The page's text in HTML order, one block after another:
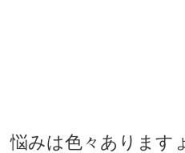
悩みは色々あります